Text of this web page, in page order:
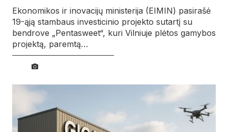
Ekonomikos ir inovacijų ministerija (EIMIN) pasirašė
19-ąją stambaus investicinio projekto sutartį su
bendrove „Pentasweet“, kuri Vilniuje plėtos gamybos
projektą, paremtą…